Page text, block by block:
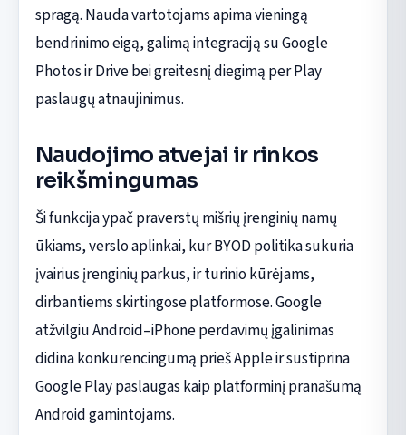
spragą. Nauda vartotojams apima vieningą
bendrinimo eigą, galimą integraciją su Google
Photos ir Drive bei greitesnį diegimą per Play
paslaugų atnaujinimus.
Naudojimo atvejai ir rinkos
reikšmingumas
Ši funkcija ypač praverstų mišrių įrenginių namų
ūkiams, verslo aplinkai, kur BYOD politika sukuria
įvairius įrenginių parkus, ir turinio kūrėjams,
dirbantiems skirtingose platformose. Google
atžvilgiu Android–iPhone perdavimų įgalinimas
didina konkurencingumą prieš Apple ir sustiprina
Google Play paslaugas kaip platforminį pranašumą
Android gamintojams.